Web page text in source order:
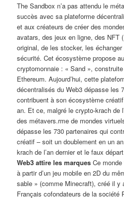
The Sandbox n’a pas attendu le
succès avec sa plateforme
et aux créateurs de créer des
avatars, des jeux en ligne, des NFT (
original, de les stocker, les
sécurité. Cet écosystème propose
cryptomonnaie : « Sand »,
Ethereum. Aujourd’hui, cette
décentralisés du Web3 dépasse les
contribuent à son écosystème
an. Et ce, malgré le crypto-krach de
des métavers.rme de mondes
dépasse les 730 partenaires qui
créatif – soit un doublement en un
krach de l’an dernier et le faux
Web3 attire les marquesCe
à partir d’un jeu mobile en 2D du
sable » (comme Minecraft), créé il y
Français cofondateurs de la société